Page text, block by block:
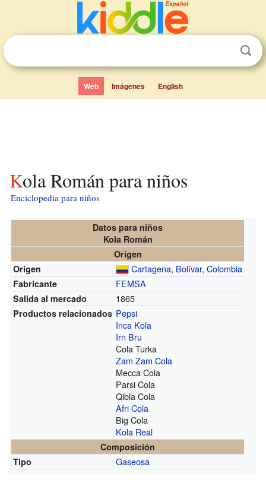
Web Imágenes English
Kola Román para niños
Enciclopedia para niños
Datos para niños
Kola Román
Origen
Origen
Cartagena, Bolívar,Colombia
Fabricante FEMSA
Salida al mercado 1865
Productos relacionados Pepsi
Inca Kola
Irn Bru
Cola Turka
Zam Zam Cola
Mecca Cola
Parsi Cola
Qibla Cola
Afri Cola
Big Cola
Kola Real
Composición
Tipo
Gaseosa